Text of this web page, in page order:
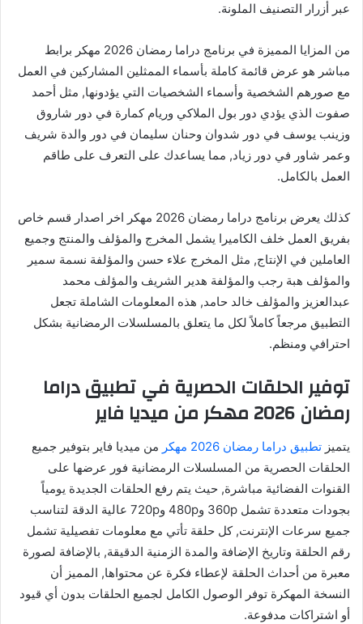
عبر أزرار التصنيف الملونة.
من المزايا المميزة في برنامج دراما رمضان 2026 مهكر برابط
مباشر هو عرض قائمة كاملة بأسماء الممثلين المشاركين في العمل
مع صورهم الشخصية وأسماء الشخصيات التي يؤدونها, مثل أحمد
صفوت الذي يؤدي دور بول الملاكي وريام كمارة في دور شاروق
وزينب يوسف في دور شدوان وحنان سليمان في دور والدة شريف
وعمر شاور في دور زياد, مما يساعدك على التعرف على طاقم
العمل بالكامل.
كذلك يعرض برنامج دراما رمضان 2026 مهكر اخر اصدار قسم خاص
بفريق العمل خلف الكاميرا يشمل المخرج والمؤلف والمنتج وجميع
العاملين في الإنتاج, مثل المخرج علاء حسن والمؤلفة نسمة سمير
والمؤلف هبة رجب والمؤلفة هدير الشريف والمؤلف محمد
عبدالعزيز والمؤلف خالد حامد, هذه المعلومات الشاملة تجعل
التطبيق مرجعاً كاملاً لكل ما يتعلق بالمسلسلات الرمضانية بشكل
احترافي ومنظم.
توفير الحلقات الحصرية في تطبيق دراما
رمضان 2026 مهكر من ميديا فاير
يتميز تطبيق دراما رمضان 2026 مهكر
من ميديا فاير بتوفير جميع
الحلقات الحصرية من المسلسلات الرمضانية فور عرضها على
القنوات الفضائية مباشرة, حيث يتم رفع الحلقات الجديدة يومياً
بجودات متعددة تشمل 360p و480p و720p عالية الدقة لتناسب
جميع سرعات الإنترنت, كل حلقة تأتي مع معلومات تفصيلية تشمل
رقم الحلقة وتاريخ الإضافة والمدة الزمنية الدقيقة, بالإضافة لصورة
معبرة من أحداث الحلقة لإعطاء فكرة عن محتواها, المميز أن
النسخة المهكرة توفر الوصول الكامل لجميع الحلقات بدون أي قيود
أو اشتراكات مدفوعة.